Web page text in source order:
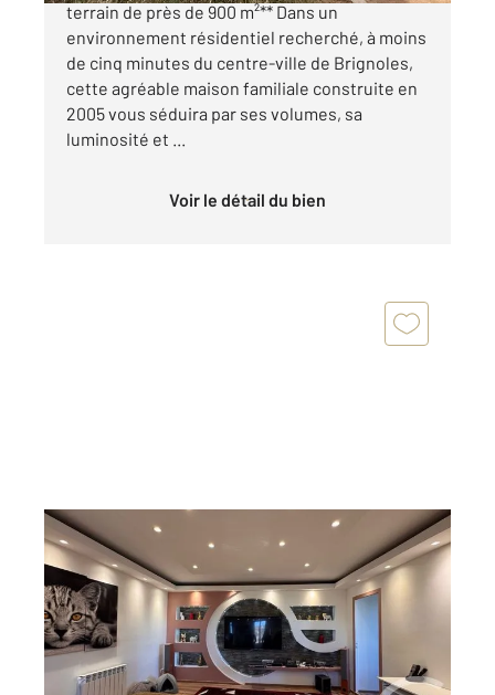
terrain de près de 900 m²** Dans un
environnement résidentiel recherché, à moins
de cinq minutes du centre-ville de Brignoles,
cette agréable maison familiale construite en
2005 vous séduira par ses volumes, sa
luminosité et ...
Voir le détail du bien
BRIGNOLES 83
139,79 m2, 3 pièces
Ref : 558
Maison à vendre
239 000 €